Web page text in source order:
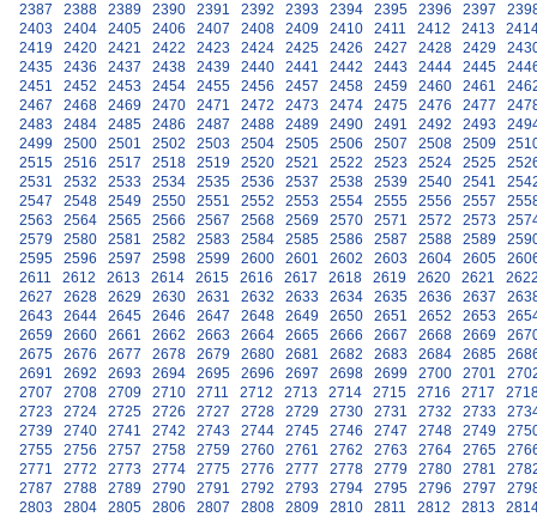
2387
2388 2389 2390 2391 2392 2393 2394 2395 2396 2397
2403
2404 2405 2406 2407 2408 2409 2410 2411 2412 2413
2419
2420 2421 2422 2423 2424 2425 2426 2427 2428 2429
2435
2436 2437 2438 2439 2440 2441 2442 2443 2444 2445
2451
2452 2453 2454 2455 2456 2457 2458 2459 2460 2461
2467
2468 2469 2470 2471 2472 2473 2474 2475 2476 2477
2483
2484 2485 2486 2487 2488 2489 2490 2491 2492 2493
2499
2500 2501 2502 2503 2504 2505 2506 2507 2508 2509
2515
2516 2517 2518 2519 2520 2521 2522 2523 2524 2525
2531
2532 2533 2534 2535 2536 2537 2538 2539 2540 2541
2547
2548 2549 2550 2551 2552 2553 2554 2555 2556 2557
2563
2564 2565 2566 2567 2568 2569 2570 2571 2572 2573
2579
2580 2581 2582 2583 2584 2585 2586 2587 2588 2589
2595
2596 2597 2598 2599 2600 2601 2602 2603 2604 2605
2611
2612 2613 2614 2615 2616 2617 2618 2619 2620 2621
2627
2628 2629 2630 2631 2632 2633 2634 2635 2636 2637
2643
2644 2645 2646 2647 2648 2649 2650 2651 2652 2653
2659
2660 2661 2662 2663 2664 2665 2666 2667 2668 2669
2675
2676 2677 2678 2679 2680 2681 2682 2683 2684 2685
2691
2692 2693 2694 2695 2696 2697 2698 2699 2700 2701
2707
2708 2709 2710 2711 2712 2713 2714 2715 2716 2717
2723
2724 2725 2726 2727 2728 2729 2730 2731 2732 2733
2739
2740 2741 2742 2743 2744 2745 2746 2747 2748 2749
2755
2756 2757 2758 2759 2760 2761 2762 2763 2764 2765
2771
2772 2773 2774 2775 2776 2777 2778 2779 2780 2781
2787
2788 2789 2790 2791 2792 2793 2794 2795 2796 2797
2803
2804 2805 2806 2807 2808 2809 2810 2811 2812 2813